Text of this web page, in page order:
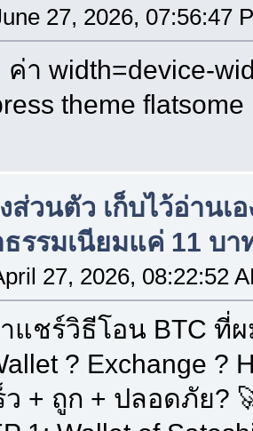
27, 2026, 07:56:47
ค่า width=device-
theme flatsome
ส่วนตัว เก็บไว้อ่านเอ
ธรรมเนียมแค่ 11 บา
27, 2026, 08:22:52
แชร์วิธีโอน BTC ที่ผ
? Exchange ?
ว + ถูก + ปลอดภัย?